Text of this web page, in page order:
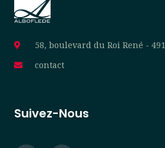
58, boulevard du Roi René -
contact
Suivez-Nous